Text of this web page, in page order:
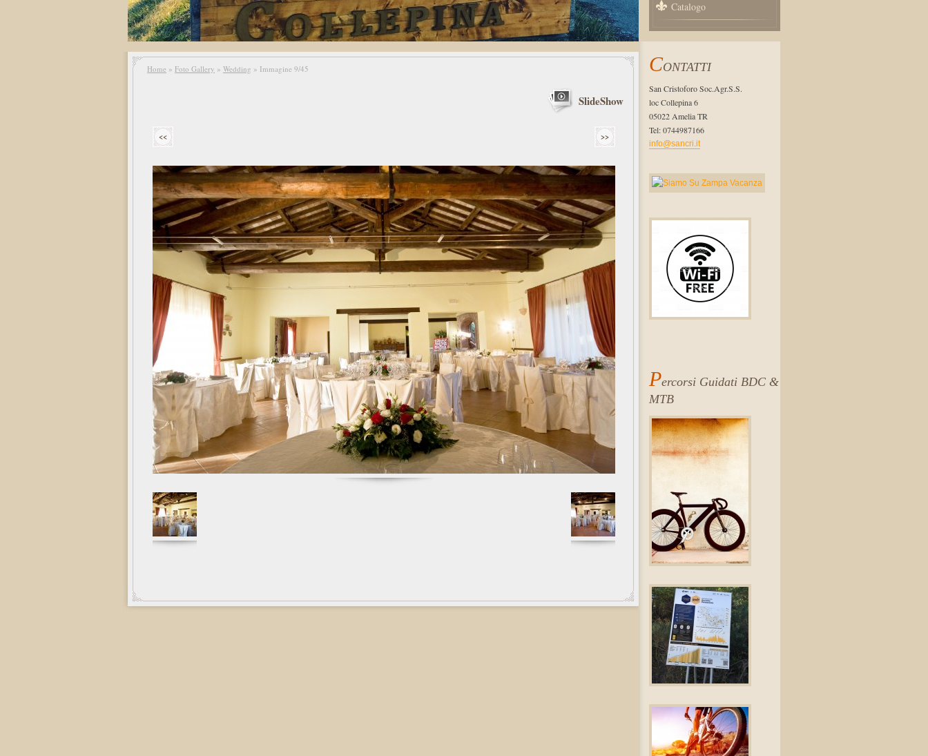
Home » Foto Gallery » Wedding » Immagine 9/45
SlideShow
<< >>
Catalogo
CONTATTI
San Cristoforo Soc.Agr.S.S.
loc Collepina 6
05022 Amelia TR
Tel: 0744987166
info@sancri.it
Percorsi Guidati BDC &
MTB